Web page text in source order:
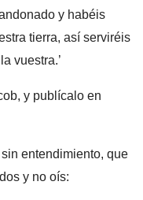
y habéis
tierra, así serviréis
vuestra.’
y publícalo en
entendimiento, que
y no oís: